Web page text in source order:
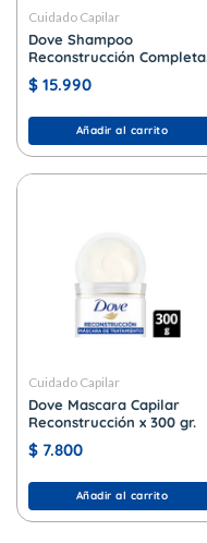
Cuidado Capilar
Dove Shampoo
Reconstrucción Completa
x 750 ml.
$ 15.990
Añadir al carrito
Cuidado Capilar
Dove Mascara Capilar
Reconstrucción x 300 gr.
$ 7.800
Añadir al carrito